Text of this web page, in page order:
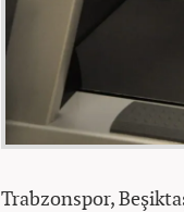
Trabzonspor,